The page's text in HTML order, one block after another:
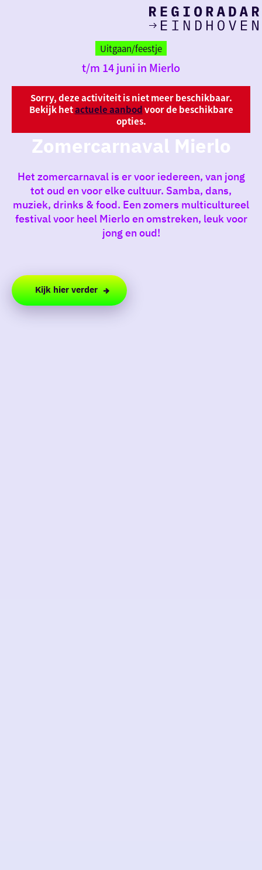
naar
de
homepage
Uitgaan/feestje
t/m 14 juni in Mierlo
Sorry, deze activiteit is niet meer beschikbaar.
Bekijk hetactuele aanbodvoor de beschikbare
opties.
Zomercarnaval Mierlo
Het zomercarnaval is er voor iedereen, van jong
tot oud en voor elke cultuur. Samba, dans,
muziek, drinks & food. Een zomers multicultureel
festival voor heel Mierlo en omstreken, leuk voor
jong en oud!
Kijk hier verder
Ik heb
zin in
iets
de